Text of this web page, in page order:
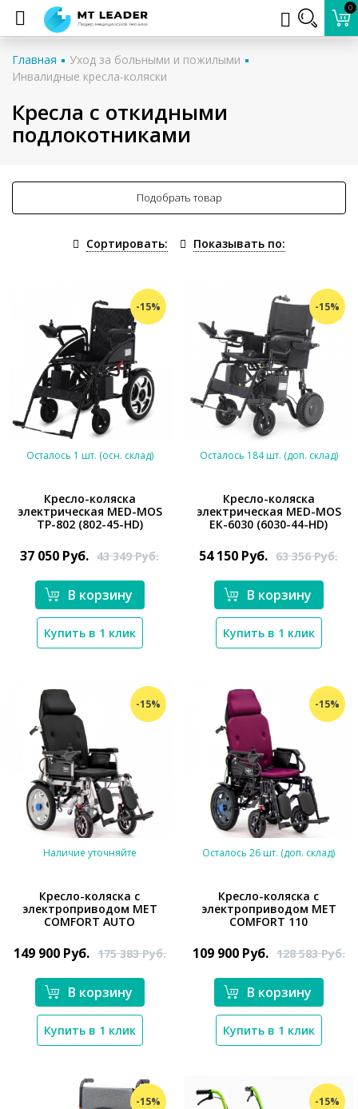
0
Главная
Уход за больными и пожилыми
Инвалидные кресла-коляски
Кресла с откидными
подлокотниками
Подобрать товар
Сортировать: Показывать по:
-15%
*}
Осталось 1 шт. (осн. склад)
Кресло-коляска
электрическая MED-MOS
ТР-802 (802-45-HD)
37 050 Руб. 43 349Руб.
В корзину
Купить в 1 клик
-15%
*}
Осталось 184 шт. (доп. склад)
Кресло-коляска
электрическая MED-MOS
ЕК-6030 (6030-44-HD)
54 150 Руб. 63 356Руб.
В корзину
Купить в 1 клик
-15%
*}
Наличие уточняйте
Кресло-коляска с
электроприводом MET
COMFORT AUTO
149 900 Руб. 175 383Руб.
В корзину
Купить в 1 клик
-15%
*}
Осталось 26 шт. (доп. склад)
Кресло-коляска с
электроприводом MET
COMFORT 110
109 900 Руб. 128 583Руб.
В корзину
Купить в 1 клик
-15% -15%